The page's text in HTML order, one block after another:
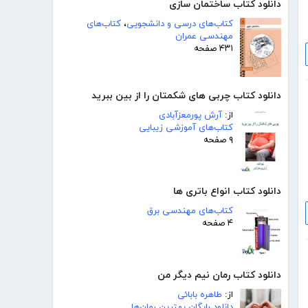
دانلود کتاب ساختمان سازی
کتاب‌های درسی و دانشجویی، کتاب‌های
مهندسی عمران
۴۳۱ صفحه
دانلود کتاب چربی های شکمتان را از بین ببرید
از: آرش پورمعزآبادی
کتاب‌های آموزشی زیبایی
۹ صفحه
دانلود کتاب انواع باتری ها
کتاب‌های مهندسی برق
۴ صفحه
دانلود کتاب رمان نیم دیگر من
از: طاهره بابائی